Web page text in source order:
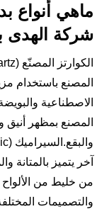
ماهي أنواع
شركة الهدى
المصنع باستخدام
الاصطناعية
المصنع بمظهر
آخر يتميز بالمتانة
من خليط من الألواح
والتصميمات